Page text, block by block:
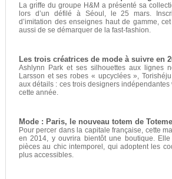
La griffe du groupe H&M a présenté sa
lors d’un défilé à Séoul, le 25 mars.
d’imitation des enseignes haut de gamme,
aussi de se démarquer de la fast-fashion.
Les trois créatrices de mode à suivre en
Ashlynn Park et ses silhouettes aux lignes
Larsson et ses robes « upcyclées »,
aux détails : ces trois designers indépendantes
cette année.
Mode : Paris, le nouveau totem de Toteme
Pour percer dans la capitale française, cette
en 2014, y ouvrira bientôt une boutique.
pièces au chic intemporel, qui adoptent les
plus accessibles.